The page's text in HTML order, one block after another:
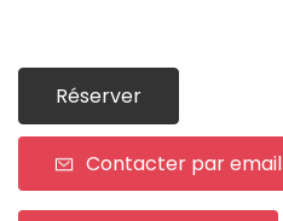
Réserver
Contacter par email